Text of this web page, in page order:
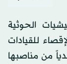
الحوثية
للقيادات
من مناصبها